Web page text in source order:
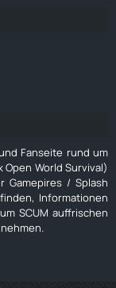
Fanseite rund um
Open World Survival)
Gamepires / Splash
Informationen
SCUM auffrischen